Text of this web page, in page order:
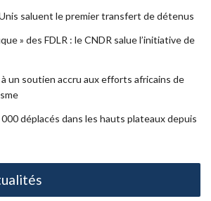
saluent le premier transfert de détenus
» des FDLR : le CNDR salue l’initiative de
à un soutien accru aux efforts africains de
déplacés dans les hauts plateaux depuis